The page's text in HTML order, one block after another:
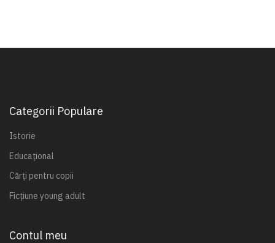
Categorii Populare
Istorie
Educațional
Cărți pentru copii
Ficțiune young adult
Contul meu